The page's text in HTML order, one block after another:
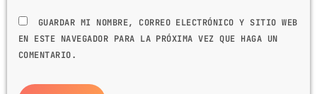
GUARDAR MI NOMBRE, CORREO ELECTRÓNICO Y SITIO WEB
EN ESTE NAVEGADOR PARA LA PRÓXIMA VEZ QUE HAGA UN
COMENTARIO.